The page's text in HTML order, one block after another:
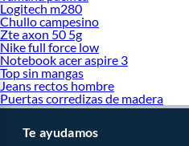
Zapatillas Vans
Zapatillas New balance
Zapatillas Under Armour
Nuestras marcas:
Adidas
Nike
Puma
Reebok
Logitech m280
Chullo campesino
Zte axon 50 5g
Nike full force low
Notebook acer aspire 3
Top sin mangas
Jeans rectos hombre
Puertas corredizas de madera
Te ayudamos